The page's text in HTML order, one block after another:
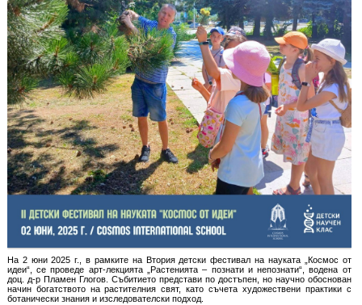
На 2 юни 2025 г., в рамките на Втория детски фестивал на науката „Космос от
идеи“, се проведе арт-лекцията „Растенията – познати и непознати“, водена от
доц. д-р Пламен Глогов. Събитието представи по достъпен, но научно обоснован
начин богатството на растителния свят, като съчета художествени практики с
ботанически знания и изследователски подход.